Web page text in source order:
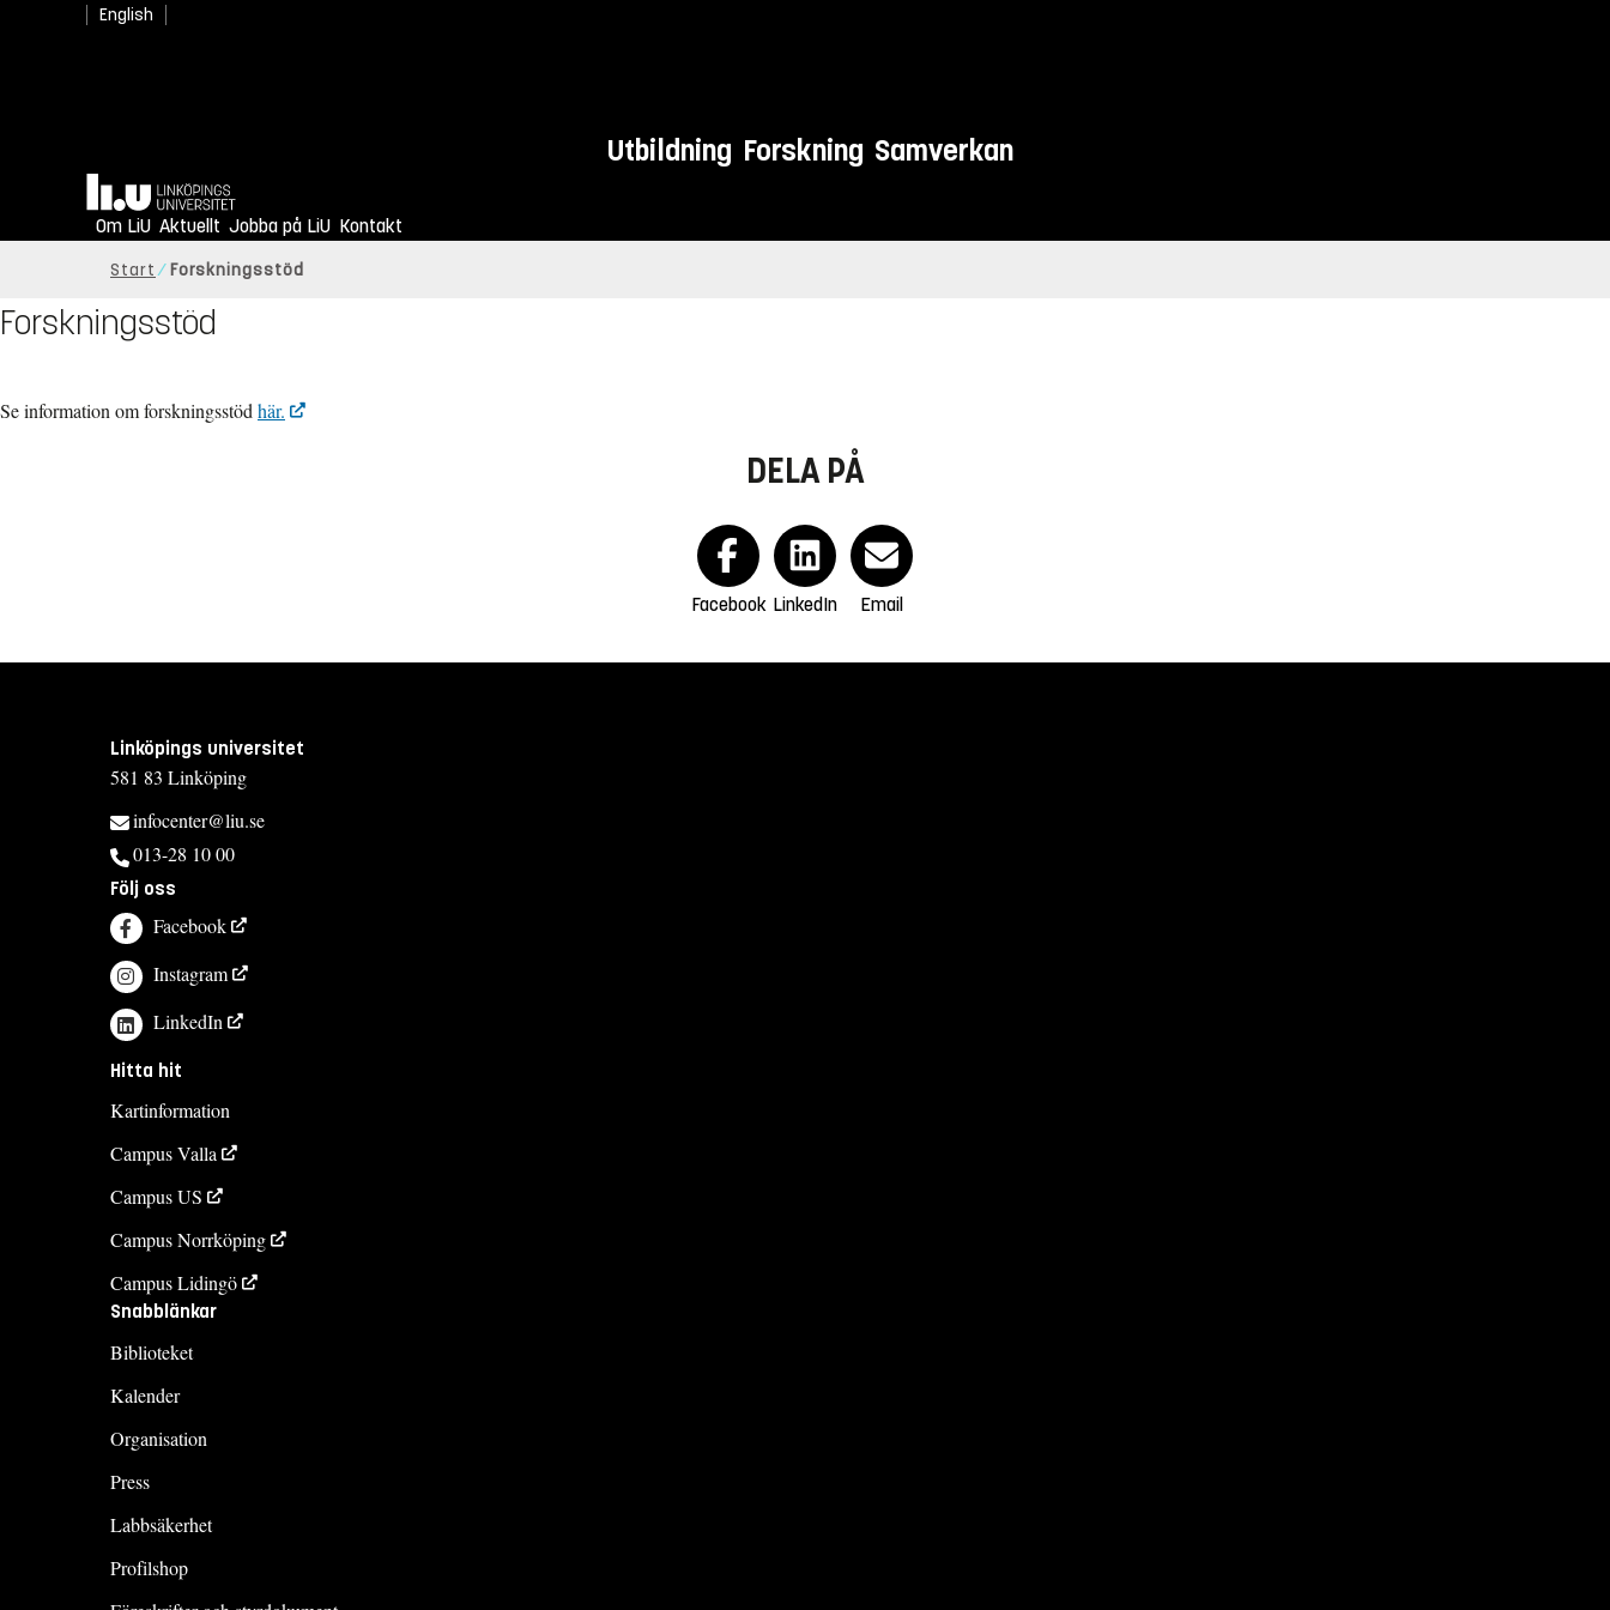
English
Utbildning Forskning Samverkan
Hem
Om LiU Aktuellt Jobba på LiU Kontakt
Start Forskningsstöd
Forskningsstöd
Se information om forskningsstöd här.
DELA PÅ
Facebook LinkedIn Email
Linköpings universitet
581 83 Linköping
infocenter@liu.se
013-28 10 00
Följ oss
Facebook
Instagram
LinkedIn
Hitta hit
Kartinformation
Campus Valla
Campus US
Campus Norrköping
Campus Lidingö
Snabblänkar
Biblioteket
Kalender
Organisation
Press
Labbsäkerhet
Profilshop